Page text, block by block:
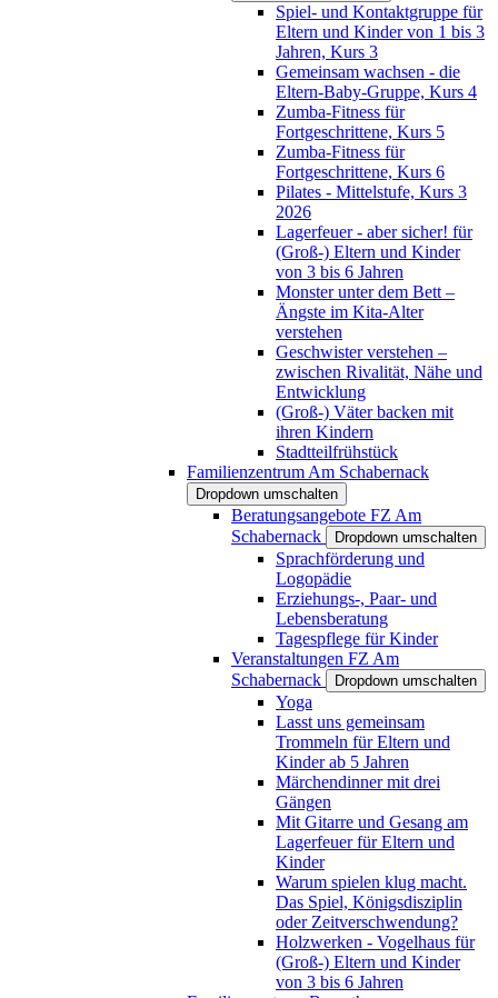
Spiel- und Kontaktgruppe für
Eltern und Kinder von 1 bis 3
Jahren, Kurs 3
Gemeinsam wachsen - die
Eltern-Baby-Gruppe, Kurs 4
Zumba-Fitness für
Fortgeschrittene, Kurs 5
Zumba-Fitness für
Fortgeschrittene, Kurs 6
Pilates - Mittelstufe, Kurs 3
2026
Lagerfeuer - aber sicher! für
(Groß-) Eltern und Kinder
von 3 bis 6 Jahren
Monster unter dem Bett –
Ängste im Kita-Alter
verstehen
Geschwister verstehen –
zwischen Rivalität, Nähe und
Entwicklung
(Groß-) Väter backen mit
ihren Kindern
Stadtteilfrühstück
Familienzentrum Am Schabernack
Dropdown umschalten
Beratungsangebote FZ Am
Schabernack
Dropdown umschalten
Sprachförderung und
Logopädie
Erziehungs-, Paar- und
Lebensberatung
Tagespflege für Kinder
Veranstaltungen FZ Am
Schabernack
Dropdown umschalten
Yoga
Lasst uns gemeinsam
Trommeln für Eltern und
Kinder ab 5 Jahren
Märchendinner mit drei
Gängen
Mit Gitarre und Gesang am
Lagerfeuer für Eltern und
Kinder
Warum spielen klug macht.
Das Spiel, Königsdisziplin
oder Zeitverschwendung?
Holzwerken - Vogelhaus für
(Groß-) Eltern und Kinder
von 3 bis 6 Jahren